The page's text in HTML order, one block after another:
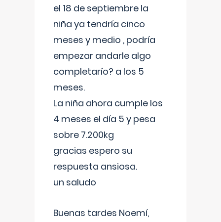
el 18 de septiembre la
niña ya tendría cinco
meses y medio , podría
empezar andarle algo
completarío? a los 5
meses.
La niña ahora cumple los
4 meses el día 5 y pesa
sobre 7.200kg
gracias espero su
respuesta ansiosa.
un saludo
Buenas tardes Noemí,